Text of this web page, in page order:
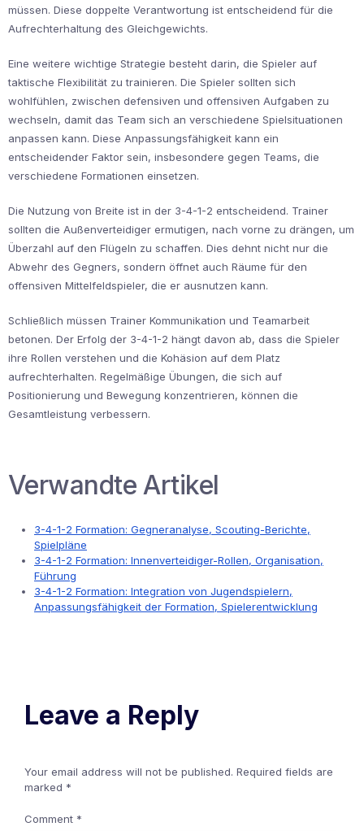
müssen. Diese doppelte Verantwortung ist entscheidend für die
Aufrechterhaltung des Gleichgewichts.
Eine weitere wichtige Strategie besteht darin, die Spieler auf
taktische Flexibilität zu trainieren. Die Spieler sollten sich
wohlfühlen, zwischen defensiven und offensiven Aufgaben zu
wechseln, damit das Team sich an verschiedene Spielsituationen
anpassen kann. Diese Anpassungsfähigkeit kann ein
entscheidender Faktor sein, insbesondere gegen Teams, die
verschiedene Formationen einsetzen.
Die Nutzung von Breite ist in der 3-4-1-2 entscheidend. Trainer
sollten die Außenverteidiger ermutigen, nach vorne zu drängen, um
Überzahl auf den Flügeln zu schaffen. Dies dehnt nicht nur die
Abwehr des Gegners, sondern öffnet auch Räume für den
offensiven Mittelfeldspieler, die er ausnutzen kann.
Schließlich müssen Trainer Kommunikation und Teamarbeit
betonen. Der Erfolg der 3-4-1-2 hängt davon ab, dass die Spieler
ihre Rollen verstehen und die Kohäsion auf dem Platz
aufrechterhalten. Regelmäßige Übungen, die sich auf
Positionierung und Bewegung konzentrieren, können die
Gesamtleistung verbessern.
Verwandte Artikel
3-4-1-2 Formation: Gegneranalyse, Scouting-Berichte,
Spielpläne
3-4-1-2 Formation: Innenverteidiger-Rollen, Organisation,
Führung
3-4-1-2 Formation: Integration von Jugendspielern,
Anpassungsfähigkeit der Formation, Spielerentwicklung
Leave a Reply
Your email address will not be published. Required fields are
marked *
Comment *